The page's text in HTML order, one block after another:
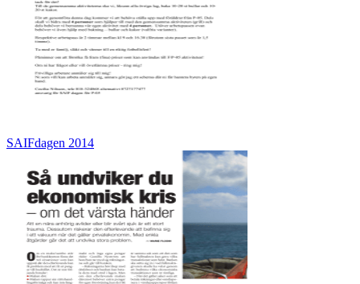
SAIFdagen 2014